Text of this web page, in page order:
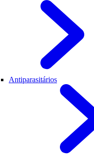
Antiparasitários